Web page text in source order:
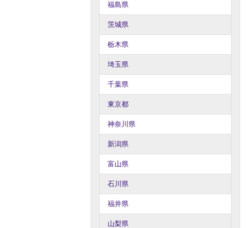
福島県
茨城県
栃木県
埼玉県
千葉県
東京都
神奈川県
新潟県
富山県
石川県
福井県
山梨県